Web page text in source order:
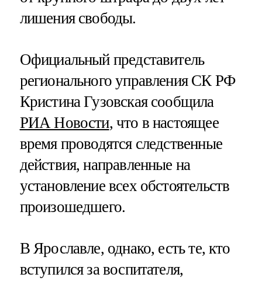
лишения свободы.
Официальный представитель
регионального управления СК РФ
Кристина Гузовская сообщила
РИА Новости, что в настоящее
время проводятся следственные
действия, направленные на
установление всех обстоятельств
произошедшего.
В Ярославле, однако, есть те, кто
вступился за воспитателя,